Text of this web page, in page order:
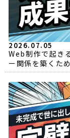
2026.07.05
Web制作で起き
ー関係を築くた